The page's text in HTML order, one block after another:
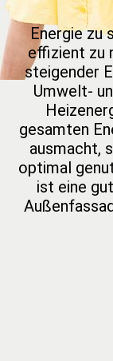
Energie zu
effizient zu
steigender
Umwelt-
gesamten
aus­macht,
opti­mal
ist eine